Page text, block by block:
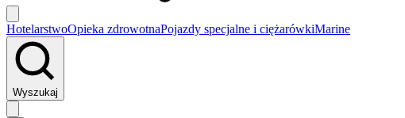
HotelarstwoOpieka zdrowotnaPojazdy specjalne i ciężarówkiMarine
Wyszukaj